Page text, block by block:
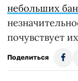
небольших
почувствует
Поделиться